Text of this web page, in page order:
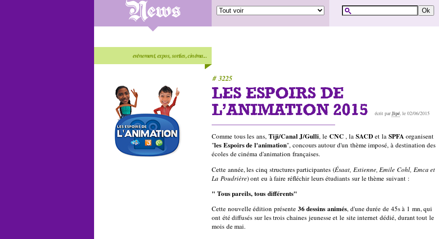
evènement, expos, sorties, cinéma...
# 3225
LES ESPOIRS DE
L'ANIMATION 2015
écrit parJipé, le 02/06/2015
Comme tous les ans, Tiji/Canal J/Gulli, le CNC, la SACD et la SPFA organisent
"les Espoirs de l'animation", concours autour d'un thème imposé, à destination des
écoles de cinéma d'animation françaises.
Cette année, les cinq structures participantes (Ésaat, Estienne, Emile Cohl, Emca et
La Poudrière) ont eu à faire réfléchir leurs étudiants sur le thème suivant :
" Tous pareils, tous différents"
Cette nouvelle édition présente 36 dessins animés, d'une durée de 45s à 1 mn, qui
ont été diffusés sur les trois chaines jeunesse et le site internet dédié, durant tout le
mois de mai.